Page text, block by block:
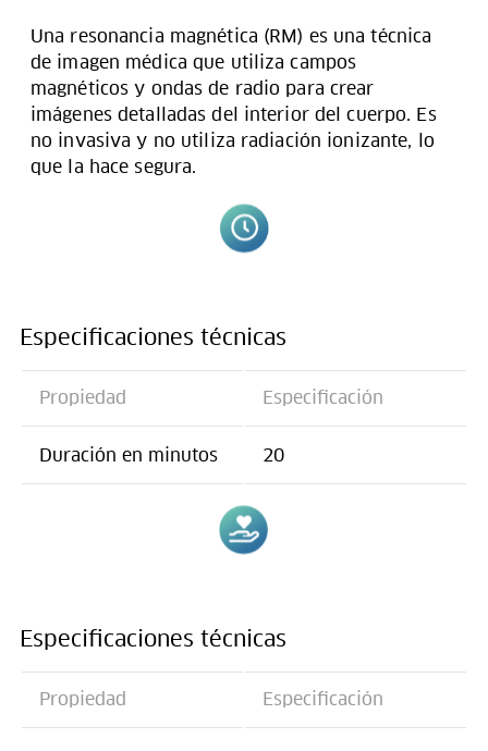
Una resonancia magnética (RM) es una técnica
de imagen médica que utiliza campos
magnéticos y ondas de radio para crear
imágenes detalladas del interior del cuerpo. Es
no invasiva y no utiliza radiación ionizante, lo
que la hace segura.
Especificaciones técnicas
Propiedad Especificación
Duración en minutos 20
Especificaciones técnicas
Propiedad Especificación